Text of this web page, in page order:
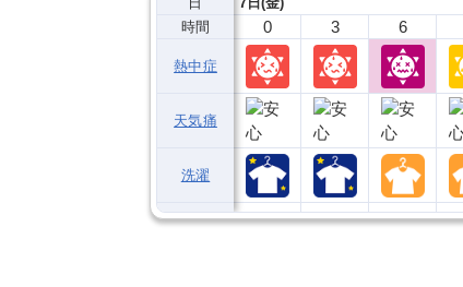
時間
熱中症
天気痛
洗濯
0 3 6